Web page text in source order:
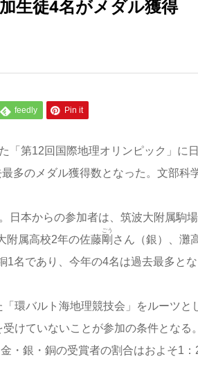
生徒4名がメダル獲得
feedly Pin it
「第12回国際地理オリンピック」に
多のメダル獲得数となった。文部科
日本からの参加者は、筑波大附属駒
附属高校2年の佐藤剛
ごう
さん（銀）、灘
名であり、今年の4名は過去最多とな
環バルト海地理競技会」をルーツと
けていないことが参加の条件となる
・銀・銅の受賞者の割合はおよそ1：